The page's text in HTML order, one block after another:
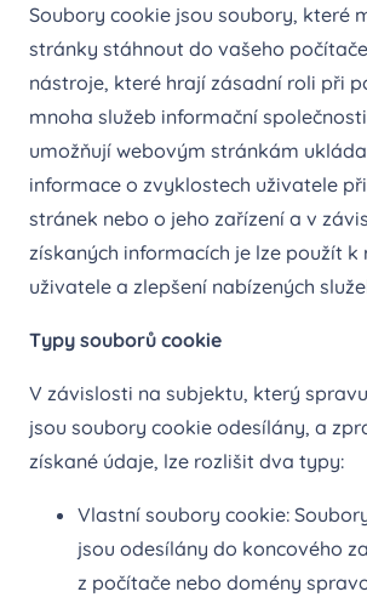
Soubory cookie jsou soubory, které
stránky stáhnout do vašeho
nástroje, které hrají zásadní roli při
mnoha služeb informační
umožňují webovým stránkám
informace o zvyklostech uživatele
stránek nebo o jeho zařízení a v
získaných informacích je lze použít k
uživatele a zlepšení nabízených
Typy souborů cookie
V závislosti na subjektu, který
jsou soubory cookie odesílány, a
získané údaje, lze rozlišit dva typy:
Vlastní soubory cookie:
jsou odesílány do koncového
z počítače nebo domény